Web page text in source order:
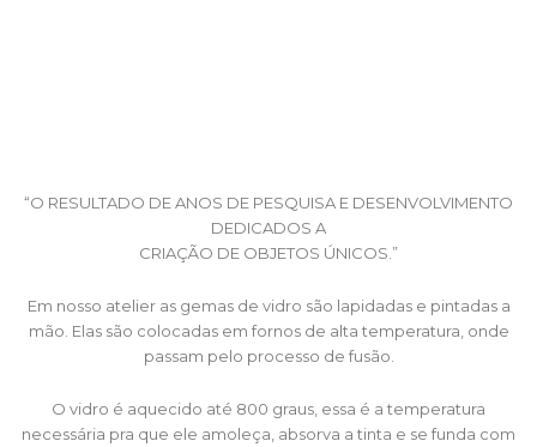
“O RESULTADO DE ANOS DE PESQUISA E DESENVOLVIMENTO
DEDICADOS A
CRIAÇÃO DE OBJETOS ÚNICOS.”
Em nosso atelier as gemas de vidro são lapidadas e pintadas a
mão. Elas são colocadas em fornos de alta temperatura, onde
passam pelo processo de fusão.
O vidro é aquecido até 800 graus, essa é a temperatura
necessária pra que ele amoleça, absorva a tinta e se funda com